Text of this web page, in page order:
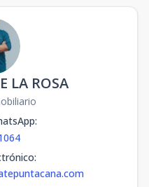
LA ROSA
:
: